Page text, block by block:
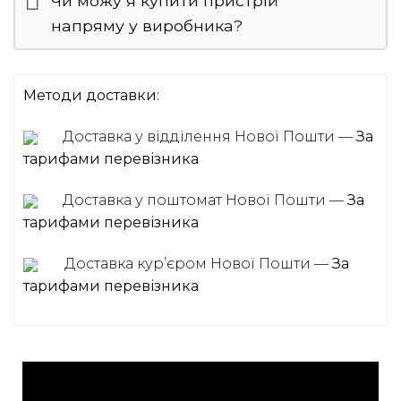
напряму у виробника?
Методи доставки:
Доставка у відділення Нової Пошти —За
тарифами перевізника
Доставка у поштомат Нової Пошти —За
тарифами перевізника
Доставка курʼєром Нової Пошти —За
тарифами перевізника